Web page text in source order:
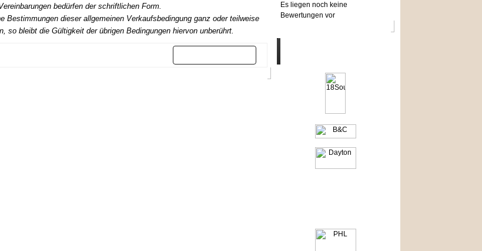
bedürfen der schriftlichen Form.
Bestimmungen dieser allgemeinen Verkaufsbedingung ganz oder teilweise
so bleibt die Gültigkeit der übrigen Bedingungen hiervon unberührt.
Es liegen noch keine
Bewertungen vor